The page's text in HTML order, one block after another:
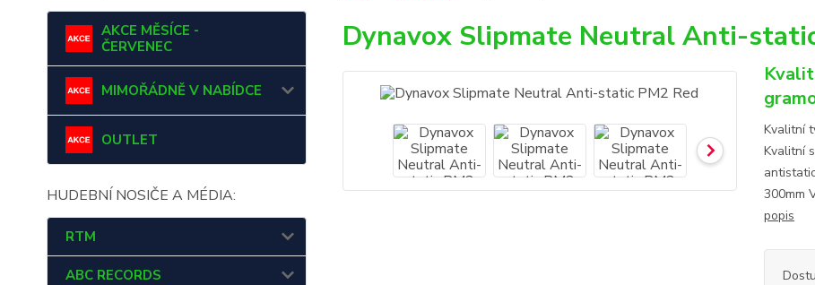
AKCE MĚSÍCE -
ČERVENEC
MIMOŘÁDNĚ V NABÍDCE
OUTLET
HUDEBNÍ NOSIČE A MÉDIA:
RTM
ABC RECORDS
Dynavox Slipmate Neutral Anti-
Kvalitní
Kvalitní
300mm
popis